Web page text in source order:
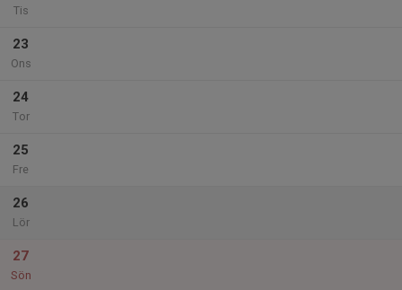
Tis
23
Ons
24
Tor
25
Fre
26
Lör
27
Sön